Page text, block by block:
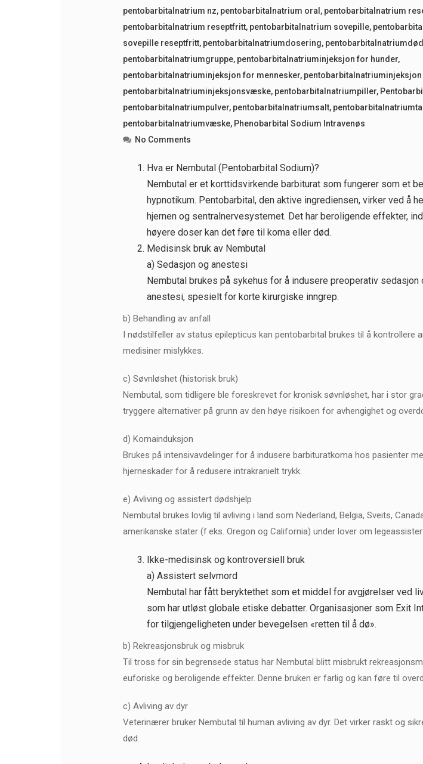
pentobarbitalnatrium nz, pentobarbitalnatrium oral , pentobarbitalnatrium
pentobarbitalnatrium reseptfritt, pentobarbitalnatrium sovepille,
sovepille reseptfritt, pentobarbitalnatriumdosering, pentobarbitalnatriumdød
pentobarbitalnatriumgruppe, pentobarbitalnatriuminjeksjon for hunder,
pentobarbitalnatriuminjeksjon for mennesker, pentobarbitalnatriuminjeksjon
pentobarbitalnatriuminjeksjonsvæske, pentobarbitalnatriumpiller,
pentobarbitalnatriumpulver, pentobarbitalnatriumsalt,
pentobarbitalnatriumvæske, Phenobarbital Sodium Intravenøs
No Comments
Hva er Nembutal (Pentobarbital Sodium)?
Nembutal er et korttidsvirkende barbiturat som fungerer som et
hypnotikum. Pentobarbital, den aktive ingrediensen, virker ved å
hjernen og sentralnervesystemet. Det har beroligende effekter,
høyere doser kan det føre til koma eller død.
Medisinsk bruk av Nembutal
a) Sedasjon og anestesi
Nembutal brukes på sykehus for å indusere preoperativ sedasjon
anestesi, spesielt for korte kirurgiske inngrep.
b) Behandling av anfall
I nødstilfeller av status epilepticus kan pentobarbital brukes til å kontrollere
medisiner mislykkes.
c) Søvnløshet (historisk bruk)
Nembutal, som tidligere ble foreskrevet for kronisk søvnløshet, har i stor
tryggere alternativer på grunn av den høye risikoen for avhengighet og
d) Komainduksjon
Brukes på intensivavdelinger for å indusere barbituratkoma hos pasienter
hjerneskader for å redusere intrakranielt trykk.
e) Avliving og assistert dødshjelp
Nembutal brukes lovlig til avliving i land som Nederland, Belgia, Sveits,
amerikanske stater (f.eks. Oregon og California) under lover om
Ikke-medisinsk og kontroversiell bruk
a) Assistert selvmord
Nembutal har fått beryktethet som et middel for avgjørelser ved
som har utløst globale etiske debatter. Organisasjoner som Exit
for tilgjengeligheten under bevegelsen «retten til å dø».
b) Rekreasjonsbruk og misbruk
Til tross for sin begrensede status har Nembutal blitt misbrukt
euforiske og beroligende effekter. Denne bruken er farlig og kan føre til
c) Avliving av dyr
Veterinærer bruker Nembutal til human avliving av dyr. Det virker raskt og
død.